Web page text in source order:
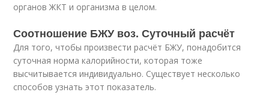
органов ЖКТ и организма в целом.
Соотношение БЖУ воз. Суточный расчёт
Для того, чтобы произвести расчёт БЖУ, понадобится
суточная норма калорийности, которая тоже
высчитывается индивидуально. Существует несколько
способов узнать этот показатель.